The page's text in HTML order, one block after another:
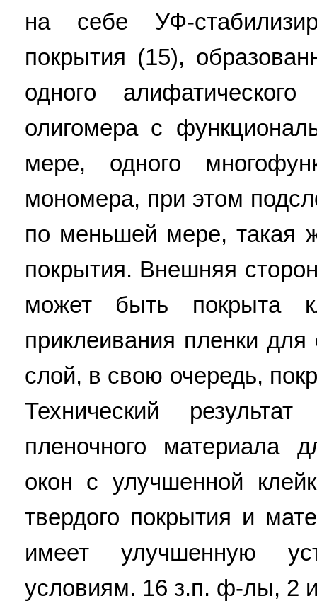
на себе УФ-
покрытия (15),
одного алифатического
олигомера с
мере, одного
мономера, при этом
по меньшей мере, такая
покрытия. Внешняя
может быть покрыта
приклеивания пленки для
слой, в свою очередь,
Технический
пленочного материала
окон с улучшенной
твердого покрытия и
имеет улучшенную
условиям. 16 з.п. ф-лы, 2